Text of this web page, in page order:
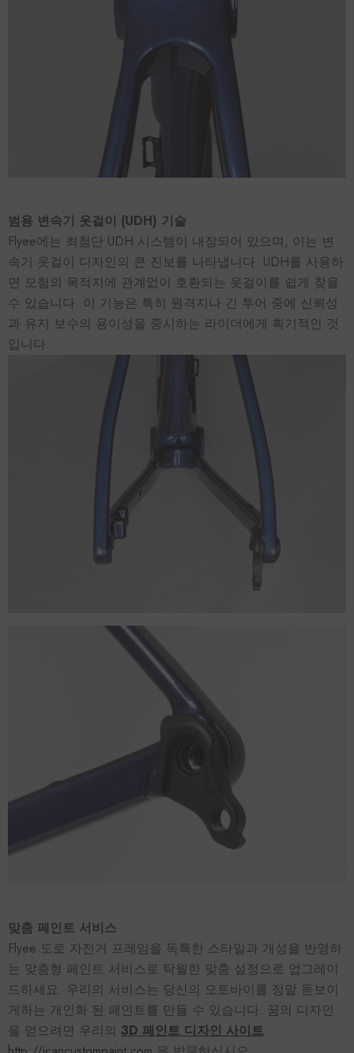
범용 변속기 옷걸이 (UDH) 기술
Flyee에는 최첨단 UDH 시스템이 내장되어 있으며, 이는 변
속기 옷걸이 디자인의 큰 진보를 나타냅니다. UDH를 사용하
면 모험의 목적지에 관계없이 호환되는 옷걸이를 쉽게 찾을
수 있습니다. 이 기능은 특히 원격지나 긴 투어 중에 신뢰성
과 유지 보수의 용이성을 중시하는 라이더에게 획기적인 것
입니다.
맞춤 페인트 서비스
Flyee 도로 자전거 프레임을 독특한 스타일과 개성을 반영하
는 맞춤형 페인트 서비스로 탁월한 맞춤 설정으로 업그레이
드하세요. 우리의 서비스는 당신의 오토바이를 정말 돋보이
게하는 개인화 된 페인트를 만들 수 있습니다. 꿈의 디자인
을 얻으려면 우리의 3D 페인트 디자인 사이트